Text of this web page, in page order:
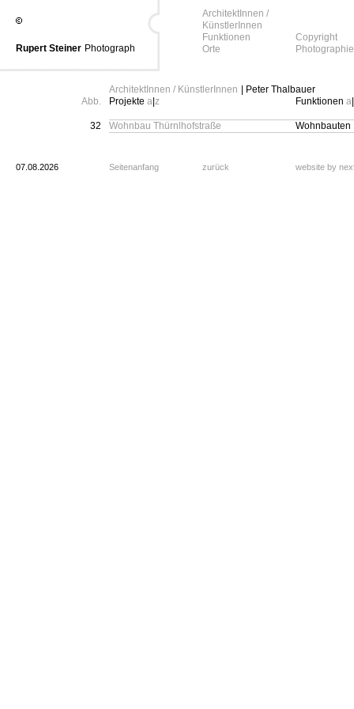
Rupert Steiner Photograph
ArchitektInnen /
KünstlerInnen
Funktionen
Orte
Copyright
Photographie
ArchitektInnen / KünstlerInnen
| Peter Thalbauer
Abb.
Projekte a z Funktionen a
32 Wohnbau Thürnlhofstraße Wohnbauten
07.08.2026 Seitenanfang zurück website by